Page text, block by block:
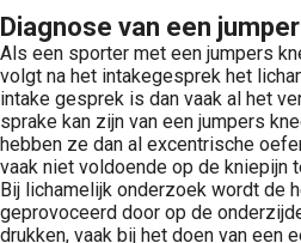
Diagnose van een
Als een sporter met een jumpers
volgt na het intakegesprek het
intake gesprek is dan vaak al het
sprake kan zijn van een jumpers
hebben ze dan al excentrische
vaak niet voldoende op de kniepijn
Bij lichamelijk onderzoek wordt de
geprovoceerd door op de
drukken, vaak bij het doen van een